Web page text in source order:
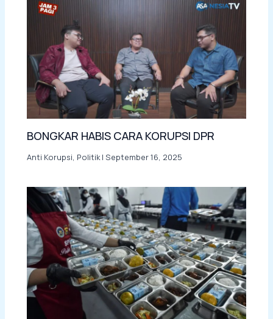
BONGKAR HABIS CARA KORUPSI DPR
Anti Korupsi, Politik|September 16, 2025